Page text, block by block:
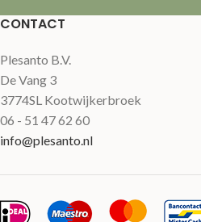
CONTACT
Plesanto B.V.
De Vang 3
3774SL Kootwijkerbroek
06 - 51 47 62 60
info@plesanto.nl